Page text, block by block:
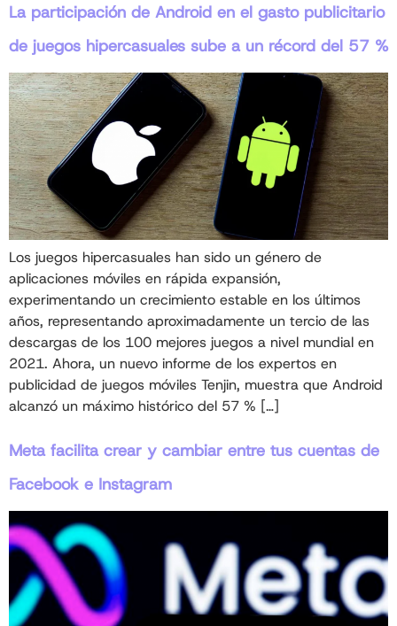
La participación de Android en el gasto publicitario
de juegos hipercasuales sube a un récord del 57 %
Los juegos hipercasuales han sido un género de
aplicaciones móviles en rápida expansión,
experimentando un crecimiento estable en los últimos
años, representando aproximadamente un tercio de las
descargas de los 100 mejores juegos a nivel mundial en
2021. Ahora, un nuevo informe de los expertos en
publicidad de juegos móviles Tenjin, muestra que Android
alcanzó un máximo histórico del 57 % […]
Meta facilita crear y cambiar entre tus cuentas de
Facebook e Instagram